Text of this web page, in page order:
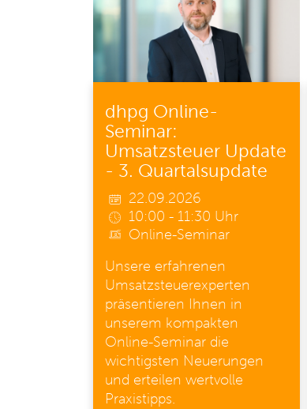
dhpg Online-
Seminar:
Umsatzsteuer Update
- 3. Quartalsupdate
22.09.2026
10:00 - 11:30 Uhr
Online-Seminar
Unsere erfahrenen
Umsatzsteuerexperten
präsentieren Ihnen in
unserem kompakten
Online-Seminar die
wichtigsten Neuerungen
und erteilen wertvolle
Praxistipps.